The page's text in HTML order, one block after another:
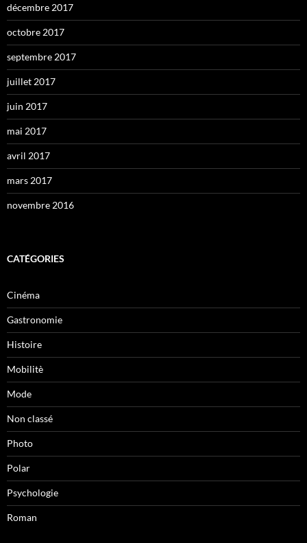
décembre 2017
octobre 2017
septembre 2017
juillet 2017
juin 2017
mai 2017
avril 2017
mars 2017
novembre 2016
CATÉGORIES
Cinéma
Gastronomie
Histoire
Mobilitè
Mode
Non classé
Photo
Polar
Psychologie
Roman